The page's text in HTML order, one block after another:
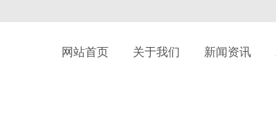
网站首页 关于我们 新闻资讯